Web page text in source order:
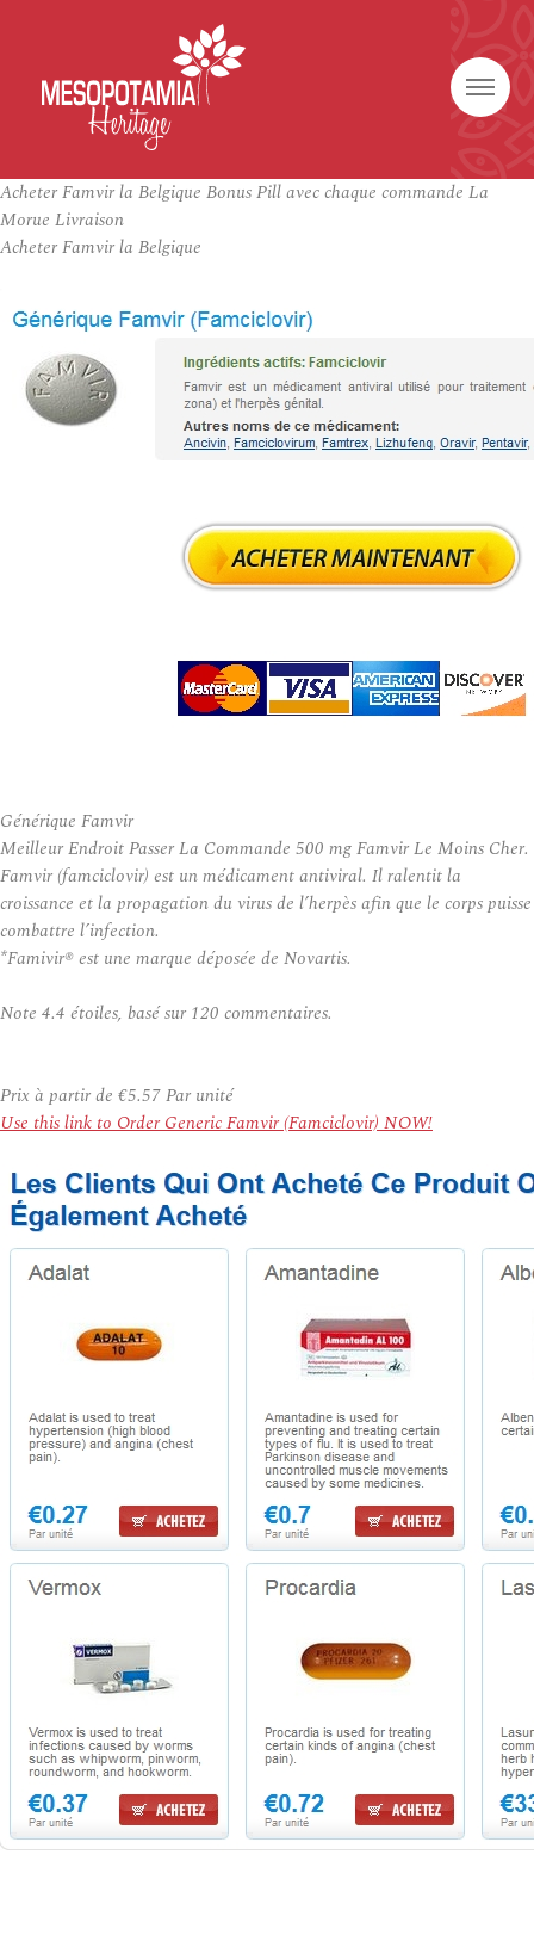
Acheter Famvir la Belgique Bonus Pill avec chaque commande La
Morue Livraison
Acheter Famvir la Belgique
Générique Famvir
Meilleur Endroit Passer La Commande 500 mg Famvir Le Moins Cher.
Famvir (famciclovir) est un médicament antiviral. Il ralentit la
croissance et la propagation du virus de l’herpès afin que le corps puisse
combattre l’infection.
*Famivir® est une marque déposée de Novartis.
Note 4.4 étoiles, basé sur 120 commentaires.
Prix à partir de €5.57Par unité
Use this link to Order Generic Famvir (Famciclovir) NOW!